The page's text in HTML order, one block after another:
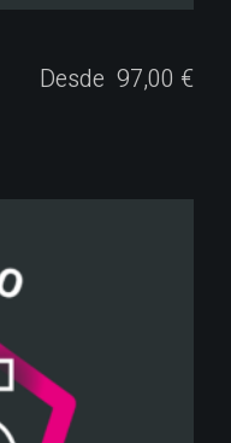
Desde 97,00 €